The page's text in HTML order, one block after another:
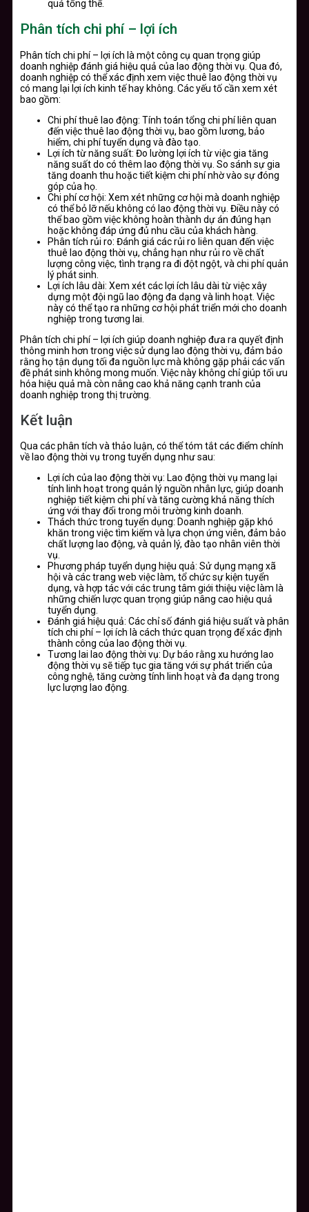
quả tổng thể.
Phân tích chi phí – lợi ích
Phân tích chi phí – lợi ích là một công cụ quan trọng giúp
doanh nghiệp đánh giá hiệu quả của lao động thời vụ. Qua đó,
doanh nghiệp có thể xác định xem việc thuê lao động thời vụ
có mang lại lợi ích kinh tế hay không. Các yếu tố cần xem xét
bao gồm:
Chi phí thuê lao động: Tính toán tổng chi phí liên quan
đến việc thuê lao động thời vụ, bao gồm lương, bảo
hiểm, chi phí tuyển dụng và đào tạo.
Lợi ích từ năng suất: Đo lường lợi ích từ việc gia tăng
năng suất do có thêm lao động thời vụ. So sánh sự gia
tăng doanh thu hoặc tiết kiệm chi phí nhờ vào sự đóng
góp của họ.
Chi phí cơ hội: Xem xét những cơ hội mà doanh nghiệp
có thể bỏ lỡ nếu không có lao động thời vụ. Điều này có
thể bao gồm việc không hoàn thành dự án đúng hạn
hoặc không đáp ứng đủ nhu cầu của khách hàng.
Phân tích rủi ro: Đánh giá các rủi ro liên quan đến việc
thuê lao động thời vụ, chẳng hạn như rủi ro về chất
lượng công việc, tình trạng ra đi đột ngột, và chi phí quản
lý phát sinh.
Lợi ích lâu dài: Xem xét các lợi ích lâu dài từ việc xây
dựng một đội ngũ lao động đa dạng và linh hoạt. Việc
này có thể tạo ra những cơ hội phát triển mới cho doanh
nghiệp trong tương lai.
Phân tích chi phí – lợi ích giúp doanh nghiệp đưa ra quyết định
thông minh hơn trong việc sử dụng lao động thời vụ, đảm bảo
rằng họ tận dụng tối đa nguồn lực mà không gặp phải các vấn
đề phát sinh không mong muốn. Việc này không chỉ giúp tối ưu
hóa hiệu quả mà còn nâng cao khả năng cạnh tranh của
doanh nghiệp trong thị trường.
Kết luận
Qua các phân tích và thảo luận, có thể tóm tắt các điểm chính
về lao động thời vụ trong tuyển dụng như sau:
Lợi ích của lao động thời vụ: Lao động thời vụ mang lại
tính linh hoạt trong quản lý nguồn nhân lực, giúp doanh
nghiệp tiết kiệm chi phí và tăng cường khả năng thích
ứng với thay đổi trong môi trường kinh doanh.
Thách thức trong tuyển dụng: Doanh nghiệp gặp khó
khăn trong việc tìm kiếm và lựa chọn ứng viên, đảm bảo
chất lượng lao động, và quản lý, đào tạo nhân viên thời
vụ.
Phương pháp tuyển dụng hiệu quả: Sử dụng mạng xã
hội và các trang web việc làm, tổ chức sự kiện tuyển
dụng, và hợp tác với các trung tâm giới thiệu việc làm là
những chiến lược quan trọng giúp nâng cao hiệu quả
tuyển dụng.
Đánh giá hiệu quả: Các chỉ số đánh giá hiệu suất và phân
tích chi phí – lợi ích là cách thức quan trọng để xác định
thành công của lao động thời vụ.
Tương lai lao động thời vụ: Dự báo rằng xu hướng lao
động thời vụ sẽ tiếp tục gia tăng với sự phát triển của
công nghệ, tăng cường tính linh hoạt và đa dạng trong
lực lượng lao động.